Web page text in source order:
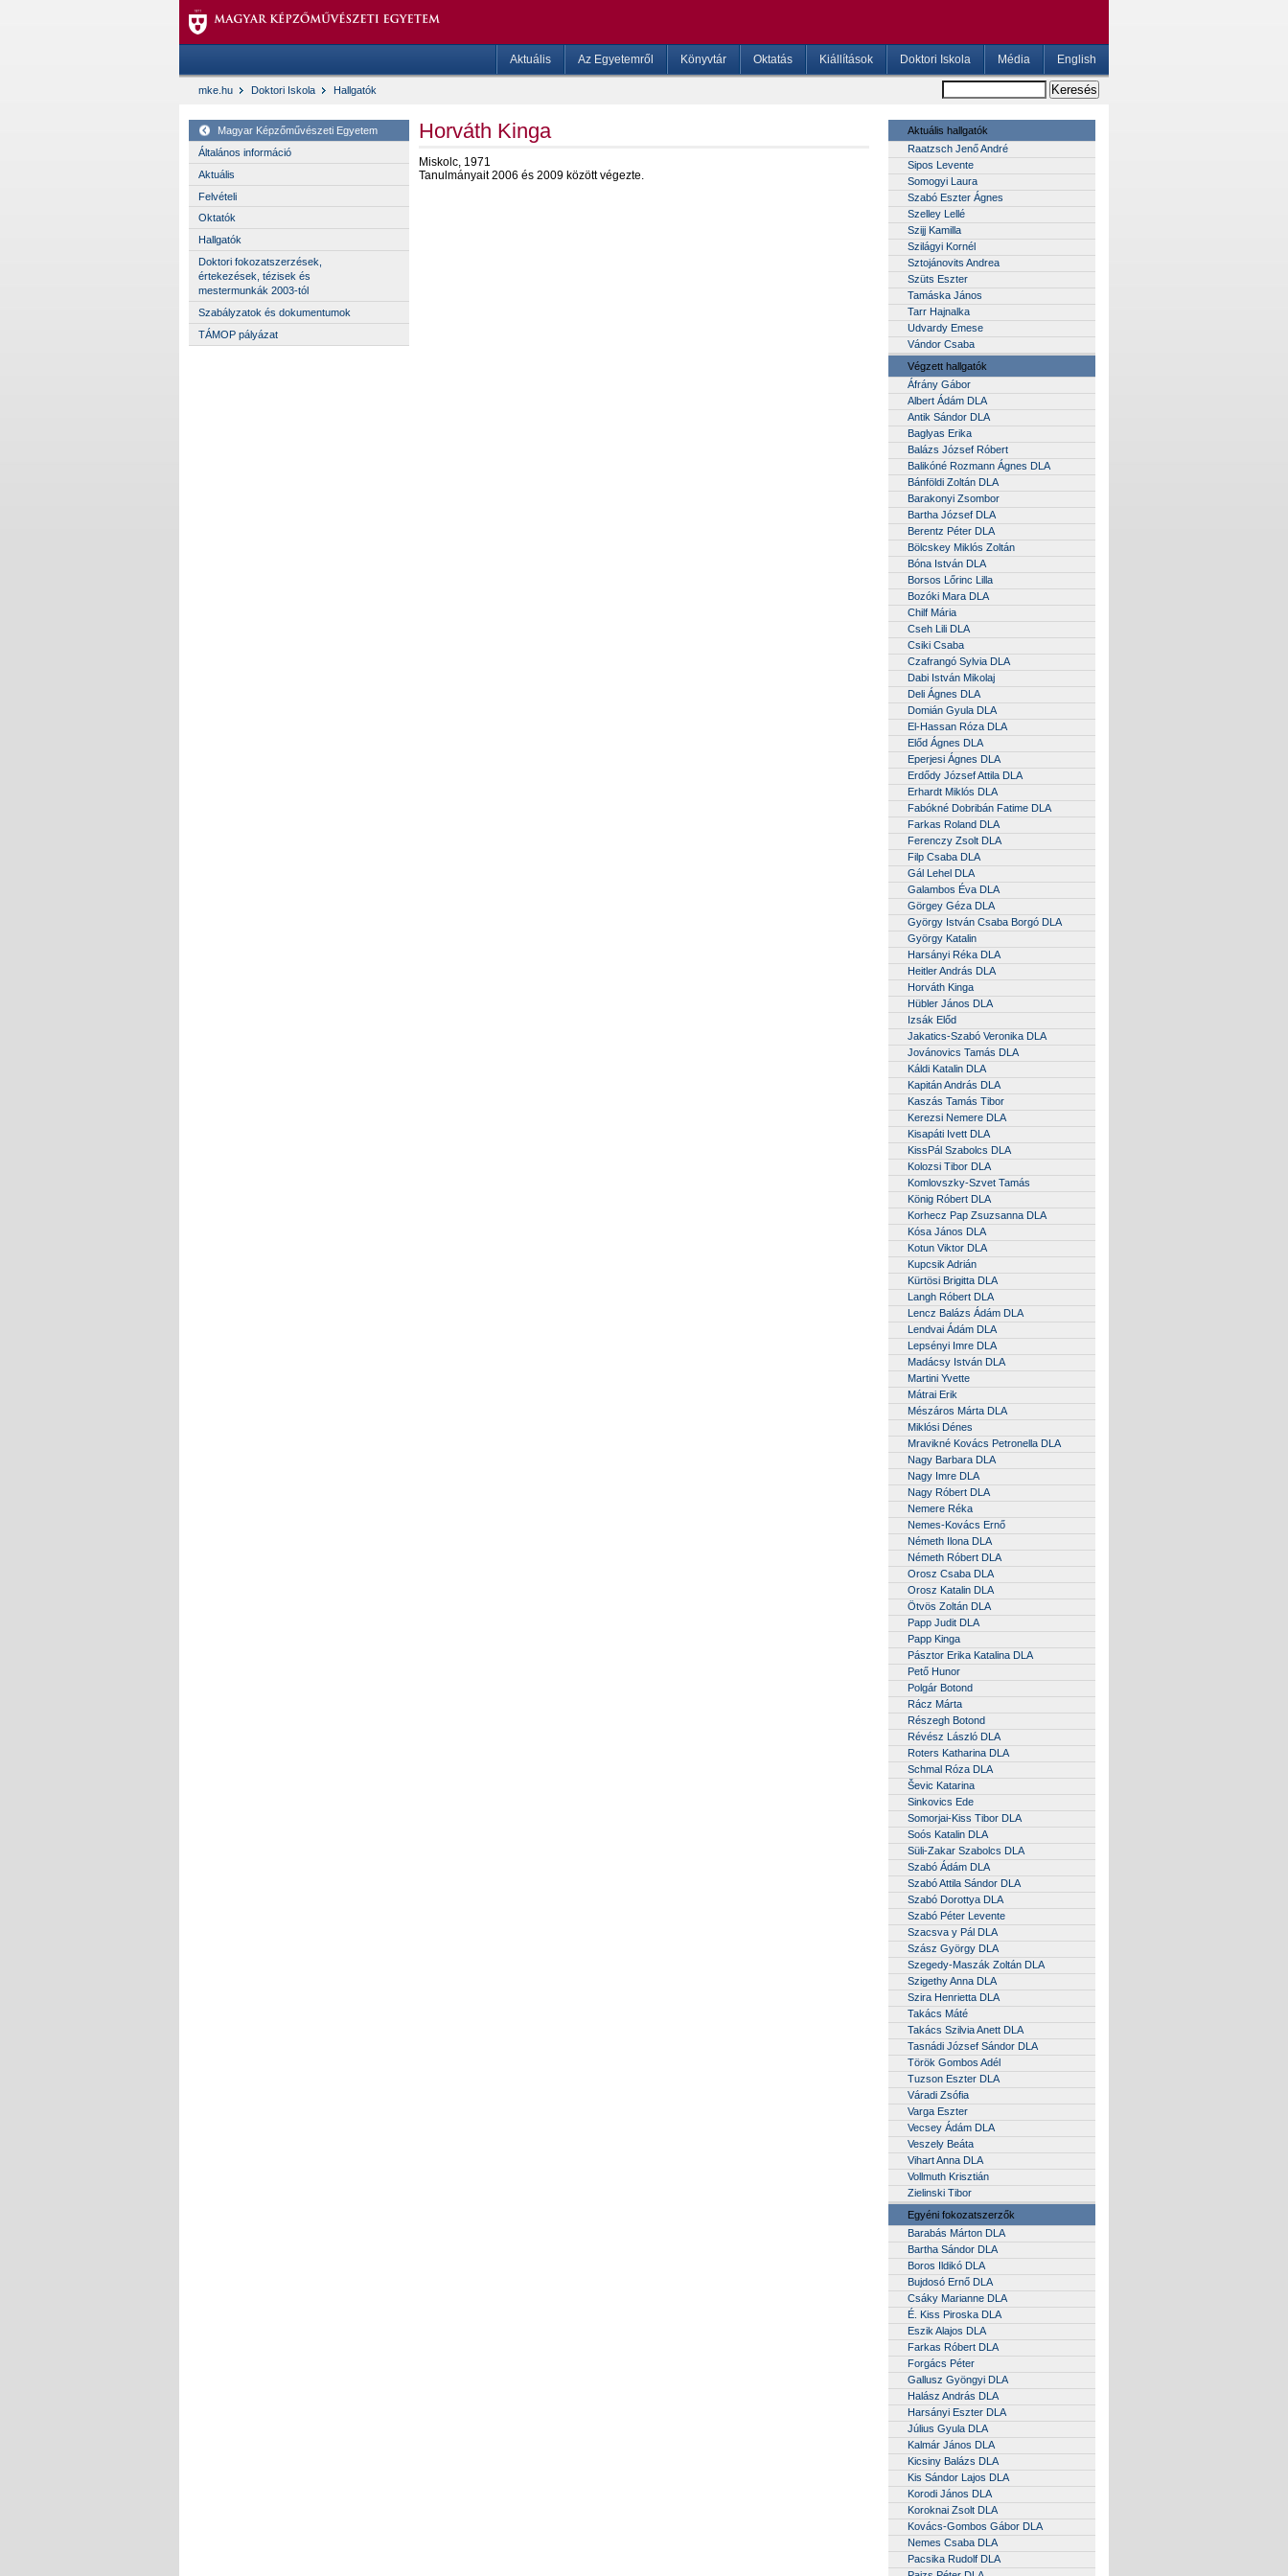
Aktuális Az Egyetemről Könyvtár Oktatás Kiállítások Doktori Iskola Média English
mke.hu Doktori Iskola Hallgatók
Magyar Képzőművészeti Egyetem
Általános információ
Aktuális
Felvételi
Oktatók
Hallgatók
Doktori fokozatszerzések,
értekezések, tézisek és
mestermunkák 2003-tól
Szabályzatok és dokumentumok
TÁMOP pályázat
Horváth Kinga
Miskolc, 1971
Tanulmányait 2006 és 2009 között végezte.
Aktuális hallgatók
Raatzsch Jenő André
Sipos Levente
Somogyi Laura
Szabó Eszter Ágnes
Szelley Lellé
Szijj Kamilla
Szilágyi Kornél
Sztojánovits Andrea
Szüts Eszter
Tamáska János
Tarr Hajnalka
Udvardy Emese
Vándor Csaba
Végzett hallgatók
Áfrány Gábor
Albert Ádám DLA
Antik Sándor DLA
Baglyas Erika
Balázs József Róbert
Balikóné Rozmann Ágnes DLA
Bánföldi Zoltán DLA
Barakonyi Zsombor
Bartha József DLA
Berentz Péter DLA
Bölcskey Miklós Zoltán
Bóna István DLA
Borsos Lőrinc Lilla
Bozóki Mara DLA
Chilf Mária
Cseh Lili DLA
Csiki Csaba
Czafrangó Sylvia DLA
Dabi István Mikolaj
Deli Ágnes DLA
Domián Gyula DLA
El-Hassan Róza DLA
Előd Ágnes DLA
Eperjesi Ágnes DLA
Erdődy József Attila DLA
Erhardt Miklós DLA
Fabókné Dobribán Fatime DLA
Farkas Roland DLA
Ferenczy Zsolt DLA
Filp Csaba DLA
Gál Lehel DLA
Galambos Éva DLA
Görgey Géza DLA
György István Csaba Borgó DLA
György Katalin
Harsányi Réka DLA
Heitler András DLA
Horváth Kinga
Hübler János DLA
Izsák Előd
Jakatics-Szabó Veronika DLA
Jovánovics Tamás DLA
Káldi Katalin DLA
Kapitán András DLA
Kaszás Tamás Tibor
Kerezsi Nemere DLA
Kisapáti Ivett DLA
KissPál Szabolcs DLA
Kolozsi Tibor DLA
Komlovszky-Szvet Tamás
König Róbert DLA
Korhecz Pap Zsuzsanna DLA
Kósa János DLA
Kotun Viktor DLA
Kupcsik Adrián
Kürtösi Brigitta DLA
Langh Róbert DLA
Lencz Balázs Ádám DLA
Lendvai Ádám DLA
Lepsényi Imre DLA
Madácsy István DLA
Martini Yvette
Mátrai Erik
Mészáros Márta DLA
Miklósi Dénes
Mravikné Kovács Petronella DLA
Nagy Barbara DLA
Nagy Imre DLA
Nagy Róbert DLA
Nemere Réka
Nemes-Kovács Ernő
Németh Ilona DLA
Németh Róbert DLA
Orosz Csaba DLA
Orosz Katalin DLA
Ötvös Zoltán DLA
Papp Judit DLA
Papp Kinga
Pásztor Erika Katalina DLA
Pető Hunor
Polgár Botond
Rácz Márta
Részegh Botond
Révész László DLA
Roters Katharina DLA
Schmal Róza DLA
Ševic Katarina
Sinkovics Ede
Somorjai-Kiss Tibor DLA
Soós Katalin DLA
Süli-Zakar Szabolcs DLA
Szabó Ádám DLA
Szabó Attila Sándor DLA
Szabó Dorottya DLA
Szabó Péter Levente
Szacsva y Pál DLA
Szász György DLA
Szegedy-Maszák Zoltán DLA
Szigethy Anna DLA
Szira Henrietta DLA
Takács Máté
Takács Szilvia Anett DLA
Tasnádi József Sándor DLA
Török Gombos Adél
Tuzson Eszter DLA
Váradi Zsófia
Varga Eszter
Vecsey Ádám DLA
Veszely Beáta
Vihart Anna DLA
Vollmuth Krisztián
Zielinski Tibor
Egyéni fokozatszerzők
Barabás Márton DLA
Bartha Sándor DLA
Boros Ildikó DLA
Bujdosó Ernő DLA
Csáky Marianne DLA
É. Kiss Piroska DLA
Eszik Alajos DLA
Farkas Róbert DLA
Forgács Péter
Gallusz Gyöngyi DLA
Halász András DLA
Harsányi Eszter DLA
Július Gyula DLA
Kalmár János DLA
Kicsiny Balázs DLA
Kis Sándor Lajos DLA
Korodi János DLA
Koroknai Zsolt DLA
Kovács-Gombos Gábor DLA
Nemes Csaba DLA
Pacsika Rudolf DLA